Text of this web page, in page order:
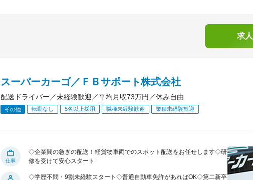
求
スーパーカーゴ／ＦＢサポート株式会社
配送ドライバー／未経験歓迎／平均月収73万円／休み自由
その他 転勤なし 5名以上採用 職種未経験歓迎 業種未経験歓迎
仕事
◇企業間の急ぎの配送！軽貨物車両でのスポット配送をお任せします◇研
修を受けて安心スタート
◇学歴不問・9割未経験スタート◇普通自動車免許があればOK◇第二新卒